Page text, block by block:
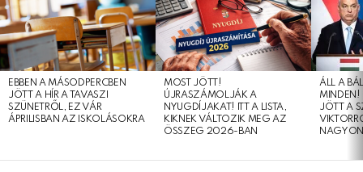
LATEST
STORIES
EBBEN A MÁSODPERCBEN
JÖTT A HÍR A TAVASZI
SZÜNETRŐL, EZ VÁR
ÁPRILISBAN AZ ISKOLÁSOKRA
MOST JÖTT!
ÚJRASZÁMOLJÁK A
NYUGDÍJAKAT! ITT A LISTA,
KIKNEK VÁLTOZIK MEG AZ
ÖSSZEG 2026-BAN
ÁLL A
MINDEN!
JÖTT A